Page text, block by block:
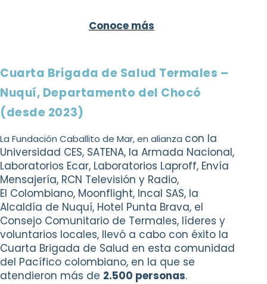
Conoce más
Cuarta Brigada de Salud Termales –
Nuquí, Departamento del Chocó
(desde 2023)
La Fundación Caballito de Mar, en alianza con la
Universidad CES, SATENA, la Armada Nacional,
Laboratorios Ecar, Laboratorios Laproff, Envía
Mensajería, RCN Televisión y Radio,
El Colombiano, Moonflight, Incal SAS, la
Alcaldía de Nuquí, Hotel Punta Brava, el
Consejo Comunitario de Termales, líderes y
voluntarios locales, llevó a cabo con éxito la
Cuarta Brigada de Salud en esta comunidad
del Pacífico colombiano, en la que se
atendieron más de 2.500 personas.